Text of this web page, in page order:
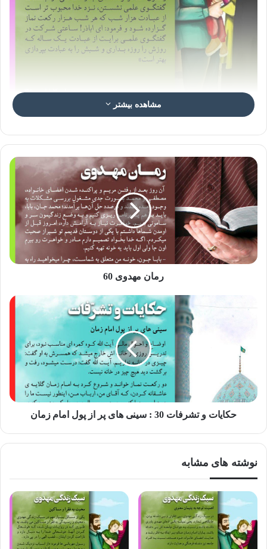
عکس نوشته سبک زندگی مهدوی ۳۰
سبک زندگی مهدوی ۳۰: اهمیت حضور در
مجالس علمی
شرکت در محافل و جلسات علمی می باشد. او به دنبال آن است
که روز به روز، معرفتش نسبت به خدا و ولی او افزوده شود و
یکی از راه های معرفت افزایی که محبوب خدا و رسولش میباشد،
شرکت در محافل علمی است.
در گفتگوی علمی برایت از عبادت یک ساله که روزش را روزه
بداری و شبش را به عبادت بپردازی بهتر است»
مشاهده بیشتر
رمان مهدوی 60
حکایات و تشرفات 30 : سینی های پر از پول امام زمان
نوشته های مشابه